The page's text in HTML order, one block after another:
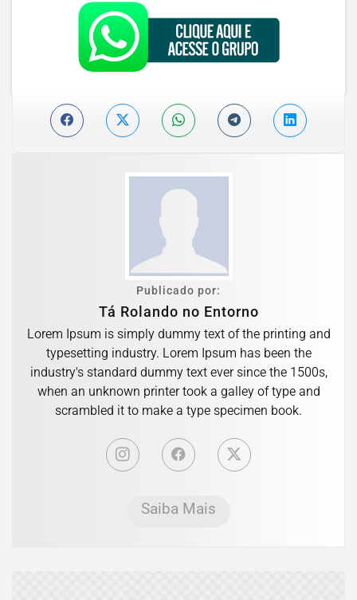
Publicado por:
Tá Rolando no Entorno
Lorem Ipsum is simply dummy text of the printing and
typesetting industry. Lorem Ipsum has been the
industry's standard dummy text ever since the 1500s,
when an unknown printer took a galley of type and
scrambled it to make a type specimen book.
Saiba Mais